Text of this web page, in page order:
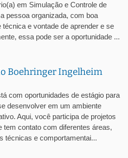
em Simulação e Controle de
pessoa organizada, com boa
e vontade de aprender e se
essa pode ser a oportunidade ...
Boehringer Ingelheim
com oportunidades de estágio para
desenvolver em um ambiente
Aqui, você participa de projetos
tem contato com diferentes áreas,
técnicas e comportamentai...